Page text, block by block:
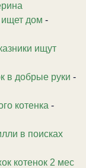
дом -
ищут
в добрые руки -
котенка -
в поисках
котенок 2 мес